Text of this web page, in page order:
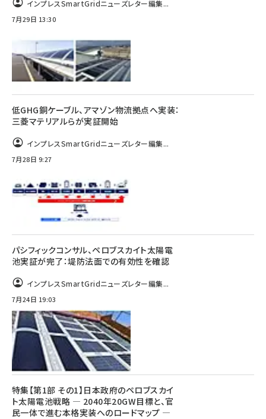
インプレスSmartGridニューズレター編集...
7月29日 13:30
低GHG銅ケーブル、アマゾン物流拠点へ実装：
三菱マテリアルらが実証開始
インプレスSmartGridニューズレター編集...
7月28日 9:27
パシフィックコンサル、ペロブスカイト太陽電
池実証が完了：堤防法面での有効性を確認
インプレスSmartGridニューズレター編集...
7月24日 19:03
特集【第1部 その1】日本政府のペロブスカイ
ト太陽電池戦略 ― 2040年20GW目標と、官
民一体で進む本格実装へのロードマップ ―